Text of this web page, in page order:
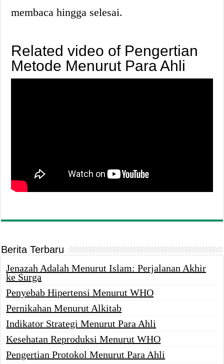
membaca hingga selesai.
Related video of Pengertian
Metode Menurut Para Ahli
Berita Terbaru
Jenazah Adalah Menurut Islam: Perjalanan Akhir
ke Surga
Penyebab Hipertensi Menurut WHO
Pernikahan Menurut Alkitab
Indikator Strategi Menurut Para Ahli
Kesehatan Reproduksi Menurut WHO
Pengertian Protokol Menurut Para Ahli